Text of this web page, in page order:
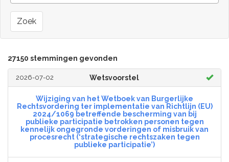
Zoek
27150 stemmingen gevonden
2026-07-02 Wetsvoorstel
Wijziging van het Wetboek van Burgerlijke
Rechtsvordering ter implementatie van Richtlijn (EU)
2024/1069 betreffende bescherming van bij
publieke participatie betrokken personen tegen
kennelijk ongegronde vorderingen of misbruik van
procesrecht (‘strategische rechtszaken tegen
publieke participatie’)